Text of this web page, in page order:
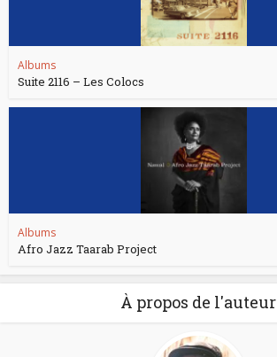
Albums
Suite 2116 – Les Colocs
Albums
Afro Jazz Taarab Project
À propos de l'auteur